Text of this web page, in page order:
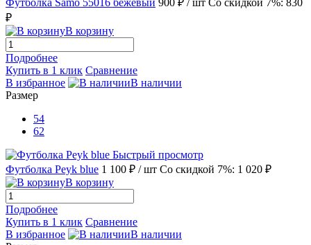
₽
В корзину
Подробнее
Купить в 1 клик Сравнение
В избранное
В наличии
Размер
54
62
Быстрый просмотр
Футболка Peyk blue 1 100 ₽ / шт Со скидкой 7%: 1 020 ₽
В корзину
Подробнее
Купить в 1 клик Сравнение
В избранное
В наличии